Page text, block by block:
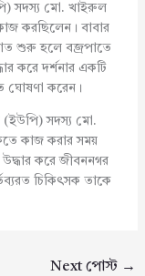
সদস্য মো. খাইরুল
করছিলেন। বাবার
শুরু হলে বজ্রপাতে
করে দর্শনার একটি
ঘোষণা করেন।
(ইউপি) সদস্য মো.
কাজ করার সময়
করে জীবননগর
চিকিৎসক তাকে
Next পোস্ট →